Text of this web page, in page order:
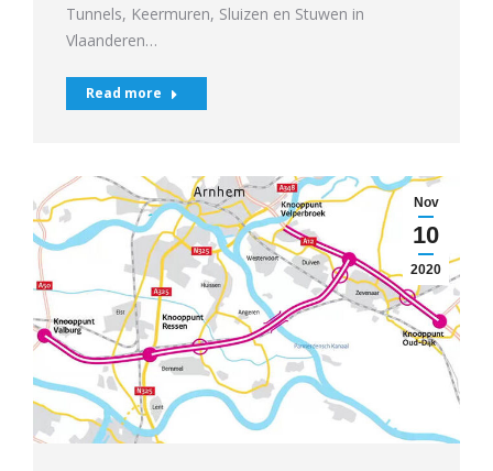
Tunnels, Keermuren, Sluizen en Stuwen in
Vlaanderen…
Read more
Nov
10
2020